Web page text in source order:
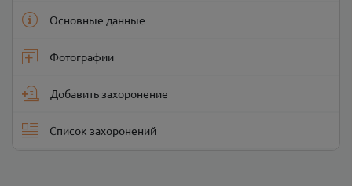
Основные данные
Фотографии
Добавить захоронение
Список захоронений